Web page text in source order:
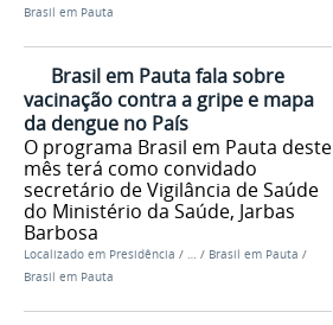
Brasil em Pauta
Brasil em Pauta fala sobre
vacinação contra a gripe e mapa
da dengue no País
O programa Brasil em Pauta deste
mês terá como convidado
secretário de Vigilância de Saúde
do Ministério da Saúde, Jarbas
Barbosa
Localizado em Presidência / … / Brasil em Pauta /
Brasil em Pauta